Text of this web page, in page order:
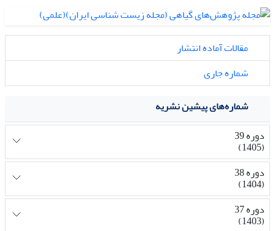
مقالات آماده انتشار
شماره جاری
شماره‌های پیشین نشریه
دوره 39
(1405)
دوره 38
(1404)
دوره 37
(1403)